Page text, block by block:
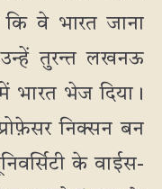
कि वे भारत जाना
उन्हें तुरन्त लखनऊ
भारत भेज दिया।
निक्सन बन
के वाईस-